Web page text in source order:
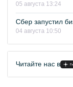
05 августа 13:24
Сбер запустил
04 августа 10:50
Читайте нас в